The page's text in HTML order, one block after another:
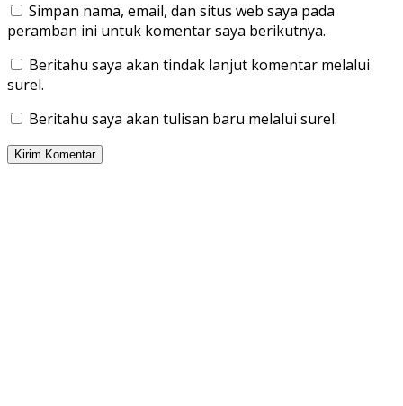
Simpan nama, email, dan situs web saya pada
peramban ini untuk komentar saya berikutnya.
Beritahu saya akan tindak lanjut komentar melalui
surel.
Beritahu saya akan tulisan baru melalui surel.